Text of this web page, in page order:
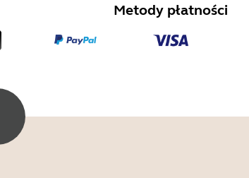
Metody płatności